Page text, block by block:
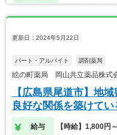
更新日：2024年5月22日
パート・アルバイト 調剤薬局
絵の町薬局 岡山共立薬品株式
【広島県尾道市】地
良好な関係を築けて
給与 【時給】1,800円